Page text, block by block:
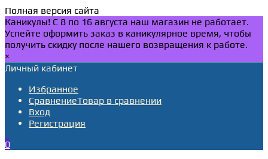
Полная версия сайта
Каникулы! С 8 по 16 августа наш магазин не работает.
Успейте оформить заказ в каникулярное время, чтобы
получить скидку после нашего возвращения к работе.
×
Личный кабинет
Избранное
СравнениеТовар в сравнении
Вход
Регистрация
0